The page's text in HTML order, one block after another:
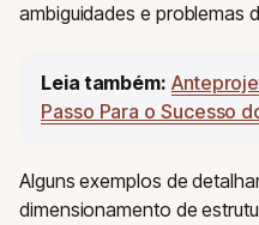
ambiguidades e problemas
Leia também:
Passo Para o Sucesso
Alguns exemplos de
dimensionamento de